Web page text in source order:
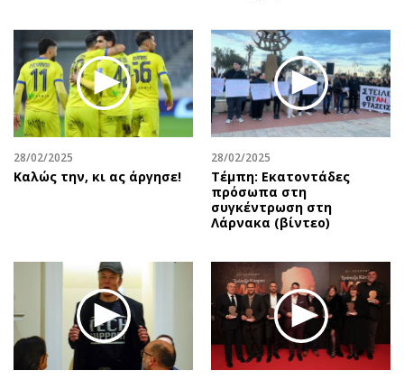
28/02/2025
Καλώς την, κι ας άργησε!
28/02/2025
Τέμπη: Εκατοντάδες
πρόσωπα στη
συγκέντρωση στη
Λάρνακα (βίντεο)